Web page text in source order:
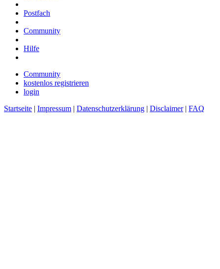
Postfach
Community
Hilfe
Community
kostenlos registrieren
login
Startseite | Impressum | Datenschutzerklärung | Disclaimer| FAQ